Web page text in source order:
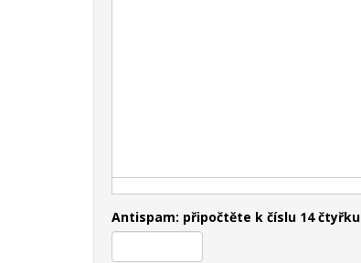
Antispam: připočtěte k číslu 14 čtyřku